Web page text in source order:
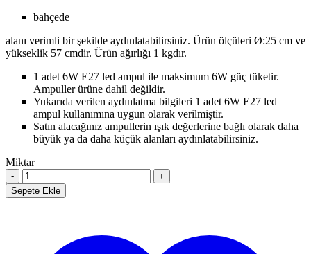
bahçede
alanı verimli bir şekilde aydınlatabilirsiniz. Ürün ölçüleri Ø:25 cm ve
yükseklik 57 cmdir. Ürün ağırlığı 1 kgdır.
1 adet 6W E27 led ampul ile maksimum 6W güç tüketir.
Ampuller ürüne dahil değildir.
Yukarıda verilen aydınlatma bilgileri 1 adet 6W E27 led
ampul kullanımına uygun olarak verilmiştir.
Satın alacağınız ampullerin ışık değerlerine bağlı olarak daha
büyük ya da daha küçük alanları aydınlatabilirsiniz.
Miktar
Sepete Ekle